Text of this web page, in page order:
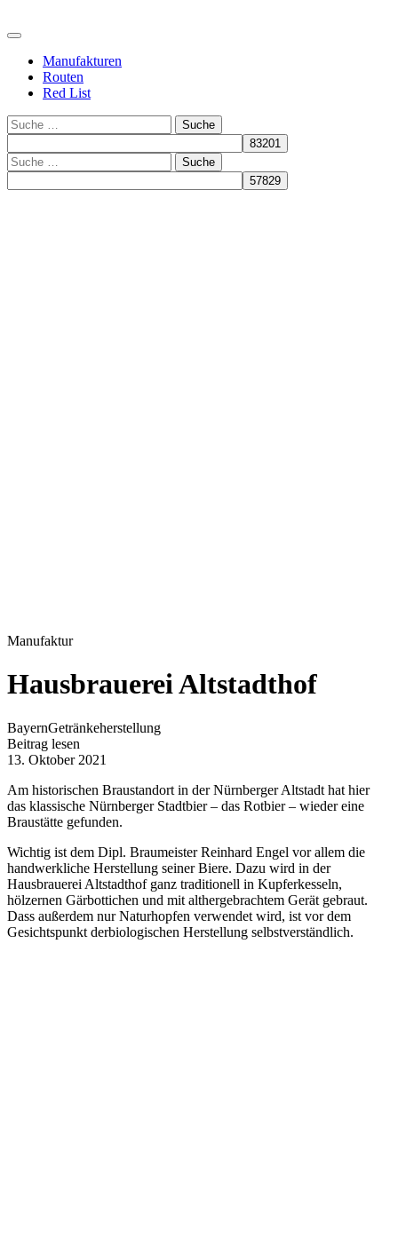
Manufakturen
Routen
Red List
Suche
Suche
Manufaktur
Hausbrauerei Altstadthof
BayernGetränkeherstellung
Beitrag lesen
13. Oktober 2021
Am historischen Braustandort in der Nürnberger Altstadt hat hier
das klassische Nürnberger Stadtbier – das Rotbier – wieder eine
Braustätte gefunden.
Wichtig ist dem Dipl. Braumeister Reinhard Engel vor allem die
handwerkliche Herstellung seiner Biere. Dazu wird in der
Hausbrauerei Altstadthof ganz traditionell in Kupferkesseln,
hölzernen Gärbottichen und mit althergebrachtem Gerät gebraut.
Dass außerdem nur Naturhopfen verwendet wird, ist vor dem
Gesichtspunkt derbiologischen Herstellung selbstverständlich.